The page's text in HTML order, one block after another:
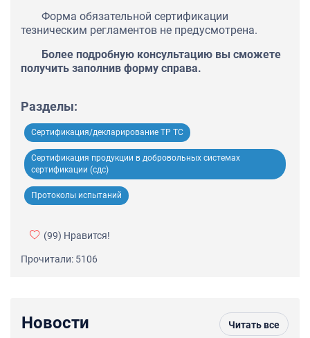
Форма обязательной сертификации
тезническим регламентов не предусмотрена.
Более подробную консультацию вы сможете
получить заполнив форму справа.
Разделы:
Сертификация/декларирование ТР ТС
Сертификация продукции в добровольных системах
сертификации (сдс)
Протоколы испытаний
(99) Нравится!
Прочитали: 5106
Новости Читать все